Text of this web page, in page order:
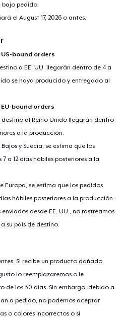
bajo pedido.
elAugust 17, 2026 o antes.
bound orders
a EE. UU. llegarán dentro de 4 a
se haya producido y entregado al
bound orders
destino al Reino Unido llegarán dentro
a la producción.
y Suecia, se estima que los
a 12 días hábiles posteriores a la
Europa, se estima que los pedidos
hábiles posteriores a la producción.
desde EE. UU., no rastreamos
su país de destino.
Si recibe un producto dañado,
lo reemplazaremos o le
de los 30 días. Sin embargo, debido a
a pedido, no podemos aceptar
o colores incorrectos o si